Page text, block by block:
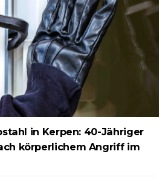
in Kerpen: 40-Jähriger
körperlichem Angriff im